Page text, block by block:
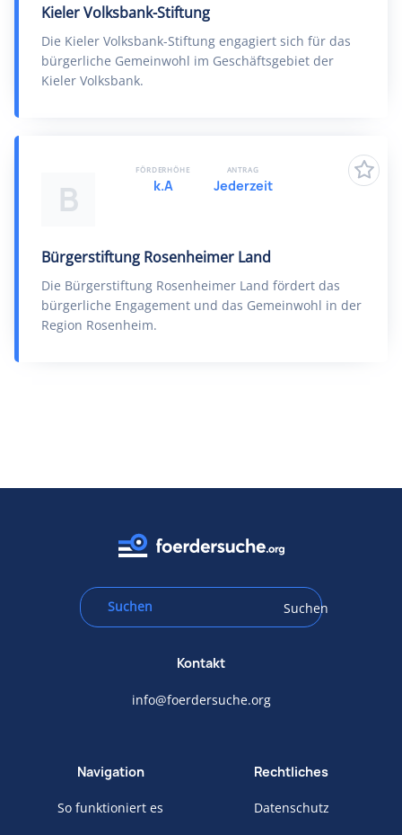
Kieler Volksbank-Stiftung
Die Kieler Volksbank-Stiftung engagiert sich für das
bürgerliche Gemeinwohl im Geschäftsgebiet der
Kieler Volksbank.
B
Bürgerstiftung Rosenheimer Land
Die Bürgerstiftung Rosenheimer Land fördert das
bürgerliche Engagement und das Gemeinwohl in der
Region Rosenheim.
FÖRDERHÖHE
k.A
ANTRAG
Jederzeit
Suchen
Kontakt
info@foerdersuche.org
Navigation
So funktioniert es
Rechtliches
Datenschutz